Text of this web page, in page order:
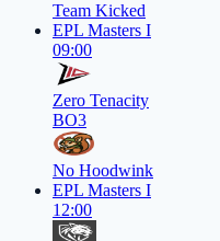
Team Kicked
EPL Masters I
09:00
Zero Tenacity
BO3
No Hoodwink
EPL Masters I
12:00